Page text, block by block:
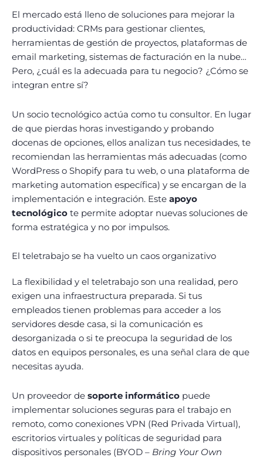
El mercado está lleno de soluciones para mejorar la
productividad: CRMs para gestionar clientes,
herramientas de gestión de proyectos, plataformas de
email marketing, sistemas de facturación en la nube…
Pero, ¿cuál es la adecuada para tu negocio? ¿Cómo se
integran entre sí?
Un socio tecnológico actúa como tu consultor. En lugar
de que pierdas horas investigando y probando
docenas de opciones, ellos analizan tus necesidades, te
recomiendan las herramientas más adecuadas (como
WordPress o Shopify para tu web, o una plataforma de
marketing automation específica) y se encargan de la
implementación e integración. Este apoyo
tecnológico te permite adoptar nuevas soluciones de
forma estratégica y no por impulsos.
El teletrabajo se ha vuelto un caos organizativo
La flexibilidad y el teletrabajo son una realidad, pero
exigen una infraestructura preparada. Si tus
empleados tienen problemas para acceder a los
servidores desde casa, si la comunicación es
desorganizada o si te preocupa la seguridad de los
datos en equipos personales, es una señal clara de que
necesitas ayuda.
Un proveedor de soporte informático puede
implementar soluciones seguras para el trabajo en
remoto, como conexiones VPN (Red Privada Virtual),
escritorios virtuales y políticas de seguridad para
dispositivos personales (BYOD – Bring Your Own